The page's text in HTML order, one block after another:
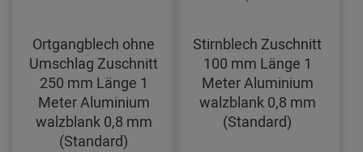
Ortgangblech ohne
Umschlag Zuschnitt
250 mm Länge 1
Meter Aluminium
walzblank 0,8 mm
(Standard)
Stirnblech Zuschnitt
100 mm Länge 1
Meter Aluminium
walzblank 0,8 mm
(Standard)